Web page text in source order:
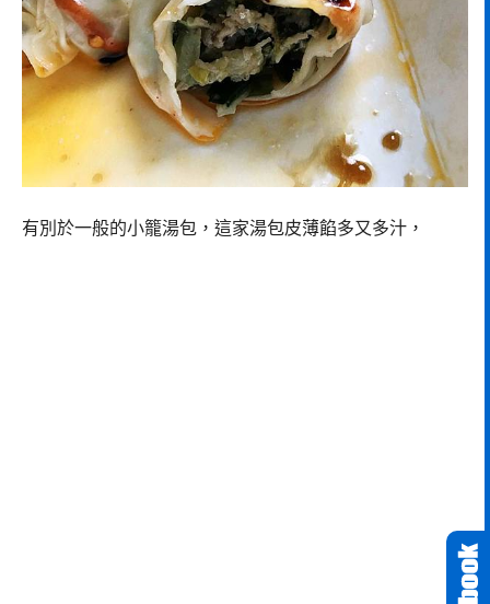
有別於一般的小籠湯包，這家湯包皮薄餡多又多汁，